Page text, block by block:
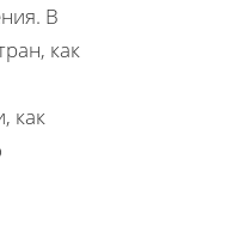
В
как
как